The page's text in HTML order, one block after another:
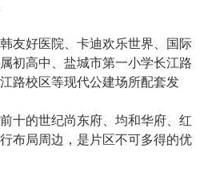
友好医院、卡迪欢乐世界、国际
初高中、盐城市第一小学长江路
路校区等现代公建场所配套发
十的世纪尚东府、均和华府、红
布局周边，是片区不可多得的优